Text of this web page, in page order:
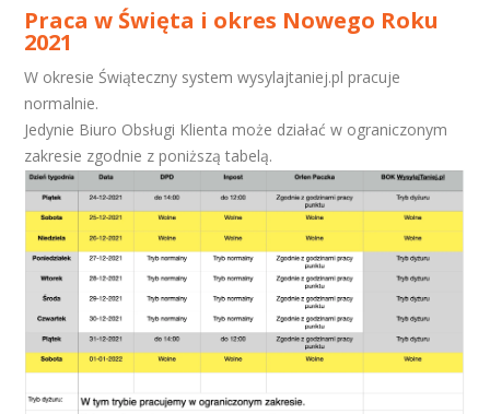
Praca w Święta i okres Nowego Roku
2021
W okresie Świąteczny system wysylajtaniej.pl pracuje
normalnie.
Jedynie Biuro Obsługi Klienta może działać w ograniczonym
zakresie zgodnie z poniższą tabelą.